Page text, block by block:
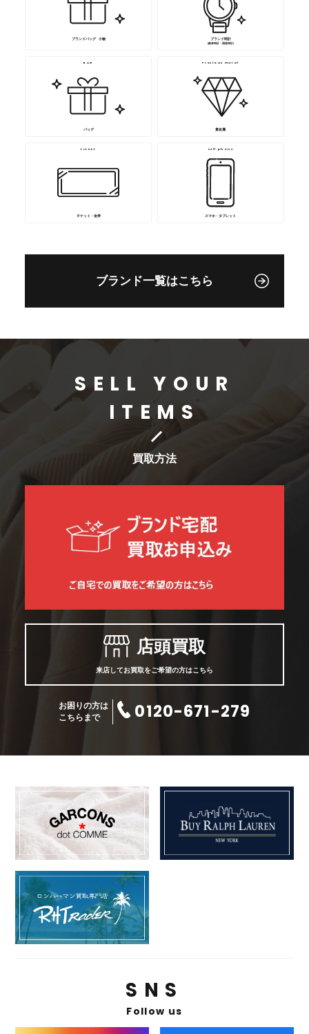
ブランドバッグ･ 小物 ブランド時計
(舶来時計・国産時計)
BAG
バッグ
Precious metal
貴金属
TICKET
チケット・金券
cell phone
スマホ・タブレット
ブランド一覧はこちら
SELL YOUR
ITEMS
買取方法
店頭買取
来店してお買取をご希望の方はこちら
お困りの方は
こちらまで
0120-671-279
SNS
Follow us